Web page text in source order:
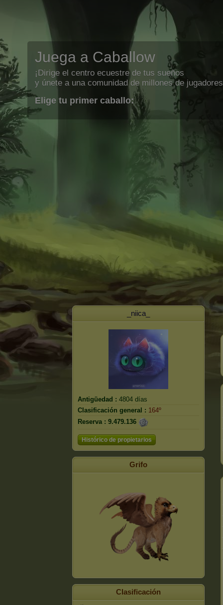
Juega a Caballow
¡Dirige el centro ecuestre de tus sueños
y únete a una comunidad de millones de
Elige tu primer caballo:
_niica_
Antigüedad : 4804 días
Clasificación general : 164º
Reserva : 9.479.136
Histórico de propietarios
Grifo
Clasificación